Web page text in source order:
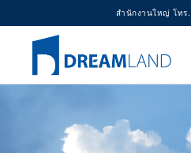
สำนักงานใหญ่ โทร
บ้านเดี่ยว /
ประชา